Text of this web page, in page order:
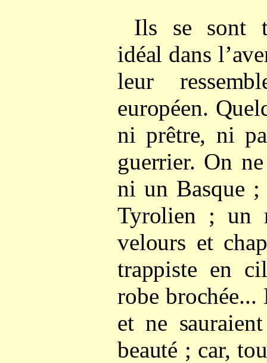
Ils se sont
idéal dans
leur
européen.
ni prêtre, ni
guerrier. On
ni un Basque ;
Tyrolien ; un
velours et
trappiste en
robe brochée...
et ne
beauté ; car,